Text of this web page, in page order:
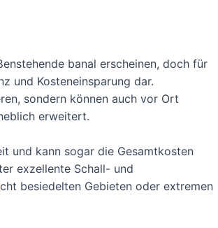
banal erscheinen, doch für
und Kosteneinsparung dar.
sondern können auch vor Ort
erweitert.
und kann sogar die Gesamtkosten
exzellente Schall- und
besiedelten Gebieten oder extremen